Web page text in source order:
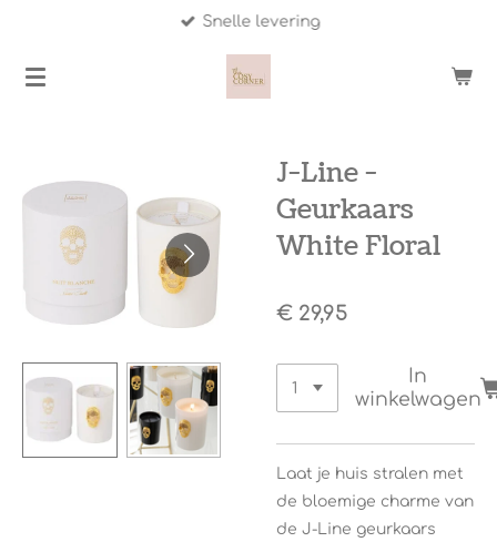
naar
Snelle levering
J-Line -
Geurkaars
White Floral
€ 29,95
In
winkelwagen
Laat je huis stralen met
de bloemige charme van
de J-Line geurkaars